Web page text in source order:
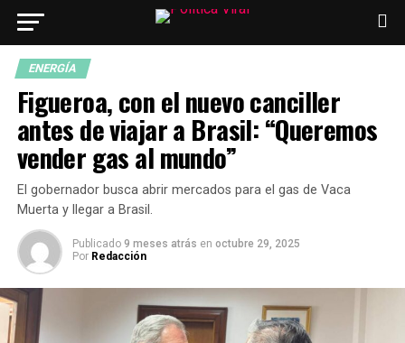
ENERGÍA
Figueroa, con el nuevo canciller
antes de viajar a Brasil: “Queremos
vender gas al mundo”
El gobernador busca abrir mercados para el gas de Vaca
Muerta y llegar a Brasil.
Publicado 9 meses atrás en octubre 29, 2025
Por Redacción